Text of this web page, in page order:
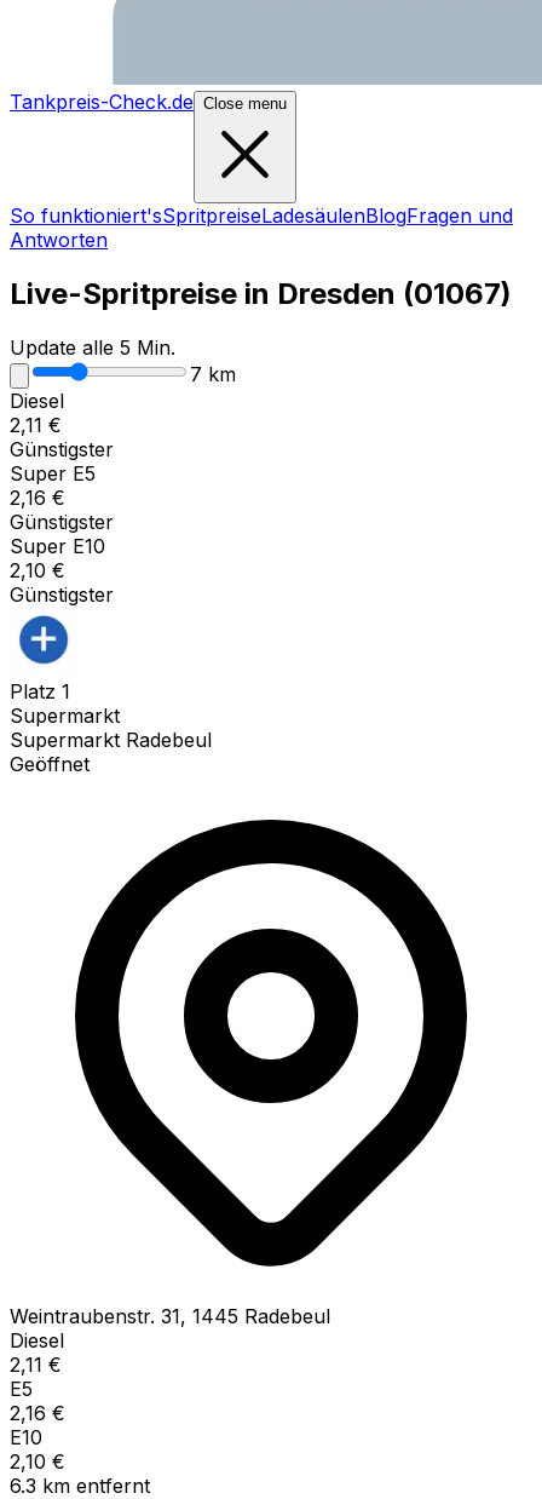
Tankpreis-Check.de Close menu
So funktioniert'sSpritpreiseLadesäulenBlogFragen und
Antworten
Live-Spritpreise in Dresden (01067)
Update alle 5 Min.
7 km
Diesel
2,11 €
Günstigster
Super E5
2,16 €
Günstigster
Super E10
2,10 €
Günstigster
Platz 1
Supermarkt
Supermarkt Radebeul
Geöffnet
Weintraubenstr. 31, 1445 Radebeul
Diesel
2,11 €
E5
2,16 €
E10
2,10 €
6.3 km entfernt